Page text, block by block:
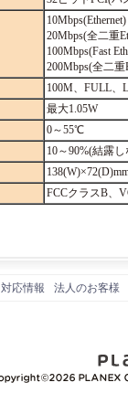
10Mbps(Ethernet)
20Mbps(全二重
100Mbps(Fast
200Mbps(全二重
100M、FULL、
最大1.05W
0～55℃
10～90%(結露
FCCクラスB、
対応情報 法人のお客様